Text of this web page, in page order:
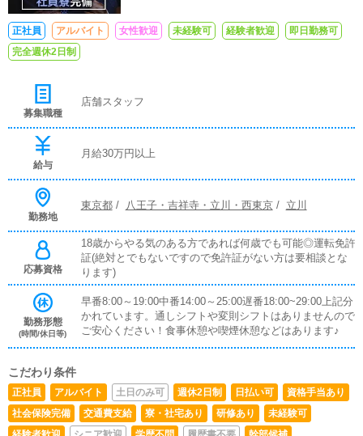
正社員 アルバイト 女性歓迎 未経験可 経験者歓迎
即日勤務可
完全週休2日制
募集職種
店舗スタッフ
給与
月給30万円以上
勤務地
東京都/ 八王子・吉祥寺・立川・西東京/ 立川
応募資格
18歳からやる気のある方であれば何歳でも可能◎運転免許
証(絶対とでもないですので免許証がない方は要相談とな
ります)
勤務形態
(時間/休日等)
早番8:00～19:00中番14:00～25:00遅番18:00~29:00上記分
かれています。通しシフトや変則シフトはありませんので
ご安心ください！食事休憩や喫煙休憩などはあります♪
こだわり条件
正社員 アルバイト 土日のみ可 週休2日制 日払い可
資格手当あり
社会保険完備
交通費支給 寮・社宅あり 研修あり
未経験可